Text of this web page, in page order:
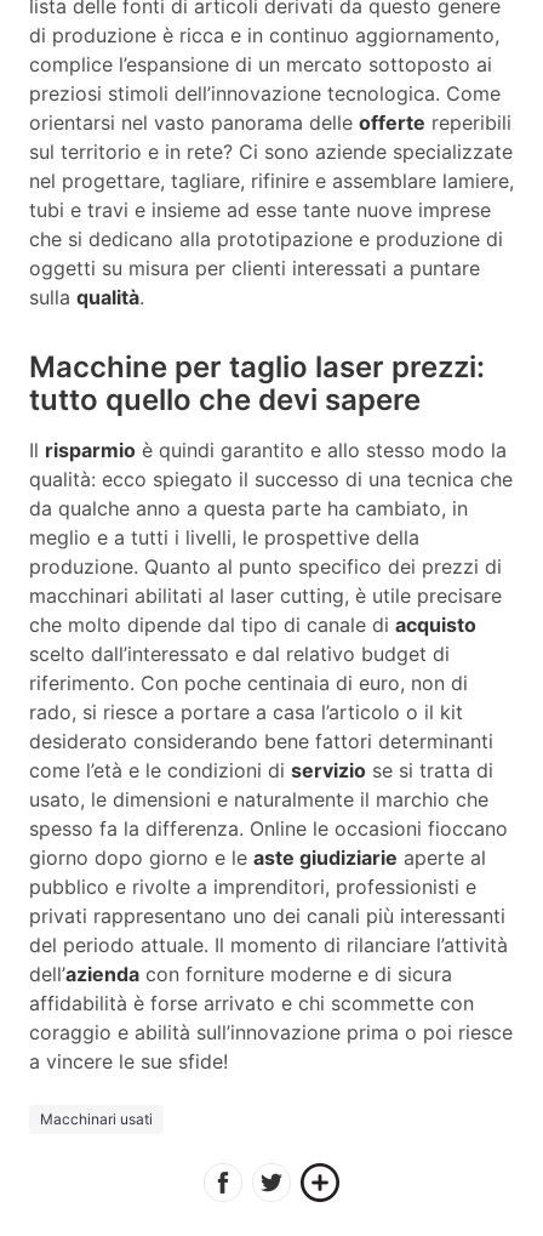
lista delle fonti di articoli derivati da questo genere
di produzione è ricca e in continuo aggiornamento,
complice l’espansione di un mercato sottoposto ai
preziosi stimoli dell’innovazione tecnologica. Come
orientarsi nel vasto panorama delle offerte reperibili
sul territorio e in rete? Ci sono aziende specializzate
nel progettare, tagliare, rifinire e assemblare lamiere,
tubi e travi e insieme ad esse tante nuove imprese
che si dedicano alla prototipazione e produzione di
oggetti su misura per clienti interessati a puntare
sulla qualità.
Macchine per taglio laser prezzi:
tutto quello che devi sapere
Il risparmio è quindi garantito e allo stesso modo la
qualità: ecco spiegato il successo di una tecnica che
da qualche anno a questa parte ha cambiato, in
meglio e a tutti i livelli, le prospettive della
produzione. Quanto al punto specifico dei prezzi di
macchinari abilitati al laser cutting, è utile precisare
che molto dipende dal tipo di canale di acquisto
scelto dall’interessato e dal relativo budget di
riferimento. Con poche centinaia di euro, non di
rado, si riesce a portare a casa l’articolo o il kit
desiderato considerando bene fattori determinanti
come l’età e le condizioni di servizio se si tratta di
usato, le dimensioni e naturalmente il marchio che
spesso fa la differenza. Online le occasioni fioccano
giorno dopo giorno e le aste giudiziarie aperte al
pubblico e rivolte a imprenditori, professionisti e
privati rappresentano uno dei canali più interessanti
del periodo attuale. Il momento di rilanciare l’attività
dell’azienda con forniture moderne e di sicura
affidabilità è forse arrivato e chi scommette con
coraggio e abilità sull’innovazione prima o poi riesce
a vincere le sue sfide!
Macchinari usati